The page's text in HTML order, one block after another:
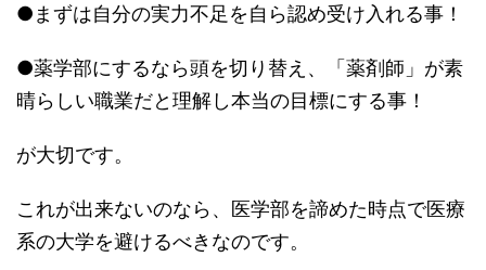
●まずは自分の実力不足を自ら認め受け入れる事！
●薬学部にするなら頭を切り替え、「薬剤師」が素
晴らしい職業だと理解し本当の目標にする事！
が大切です。
これが出来ないのなら、医学部を諦めた時点で医療
系の大学を避けるべきなのです。